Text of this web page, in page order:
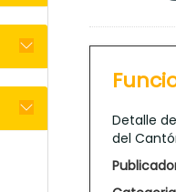
Detalle
del